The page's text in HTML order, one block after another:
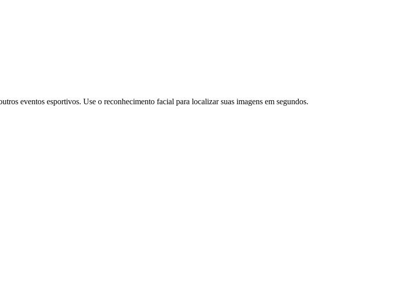
eventos esportivos. Use o reconhecimento facial para localizar suas imagens em segundos.